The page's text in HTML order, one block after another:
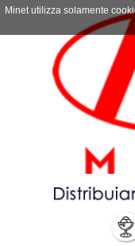
Minet utilizza solamente